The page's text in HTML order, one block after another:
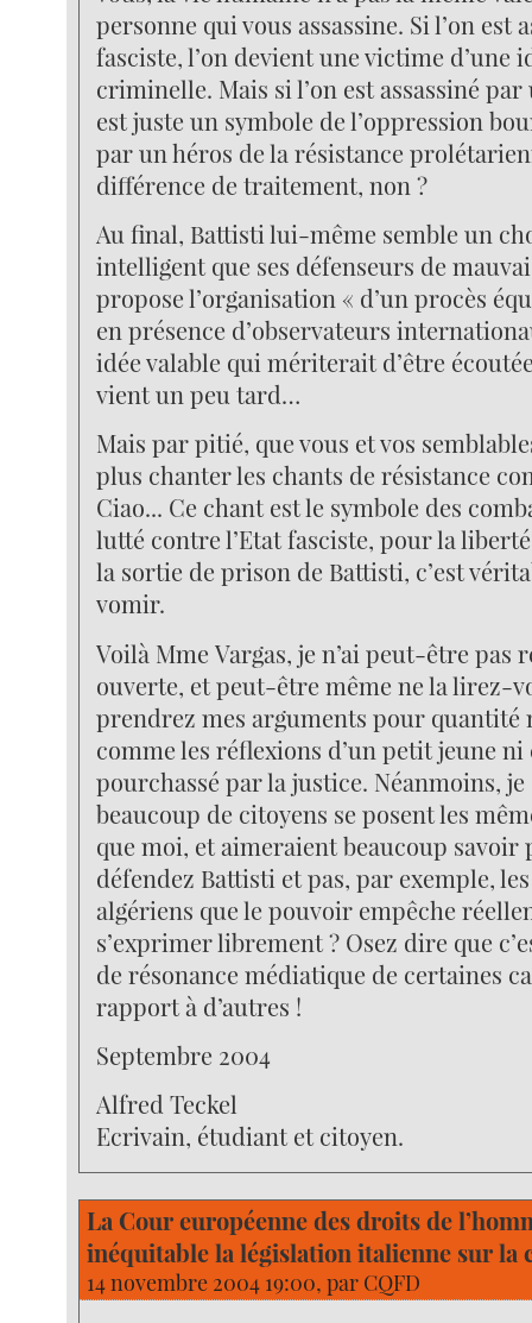
personne qui vous assassine. Si l’on est
fasciste, l’on devient une victime d’une
criminelle. Mais si l’on est assassiné
est juste un symbole de l’oppression
par un héros de la résistance
différence de traitement, non ?
Au final, Battisti lui-même semble un
intelligent que ses défenseurs de
propose l’organisation « d’un procès
en présence d’observateurs
idée valable qui mériterait d’être
vient un peu tard…
Mais par pitié, que vous et vos
plus chanter les chants de résistance
Ciao... Ce chant est le symbole des
lutté contre l’Etat fasciste, pour la
la sortie de prison de Battisti, c’est
vomir.
Voilà Mme Vargas, je n’ai peut-être pas
ouverte, et peut-être même ne la lirez-
prendrez mes arguments pour quantité
comme les réflexions d’un petit jeune
pourchassé par la justice. Néanmoins, je
beaucoup de citoyens se posent les
que moi, et aimeraient beaucoup savoir
défendez Battisti et pas, par exemple,
algériens que le pouvoir empêche
s’exprimer librement ? Osez dire que
de résonance médiatique de certaines
rapport à d’autres !
Septembre 2004
Alfred Teckel
Ecrivain, étudiant et citoyen.
La Cour européenne des droits de
inéquitable la législation italienne sur la
14 novembre 2004 19:00, par CQFD